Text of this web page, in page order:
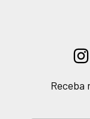
Receba